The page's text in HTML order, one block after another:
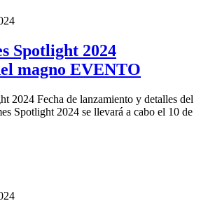
Spotlight 2024
magno EVENTO
2024 Fecha de lanzamiento y detalles del
Spotlight 2024 se llevará a cabo el 10 de